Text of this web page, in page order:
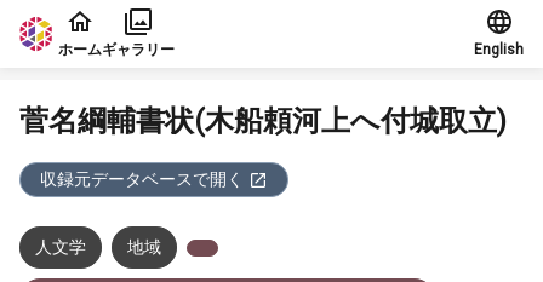
本文に飛ぶ
ホームギャラリー English
菅名綱輔書状(木船頼河上へ付城取立)
収録元データベースで開く
人文学 地域